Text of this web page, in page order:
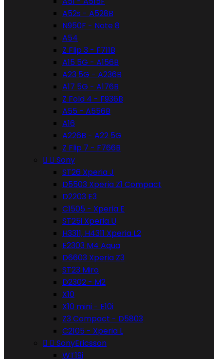
A52s - A528B
N950F - Note 8
A54
Z Flip 3 - F711B
A15 5G - A156B
A23 5G - A236B
A17 5G - A176B
Z Fold 4 - F936B
A55 - A556B
A16
A226B - A22 5G
Z Flip 7 - F766B
  Sony
ST26 Xperia J
D5503 Xperia Z1 Compact
D2203 E3
C1505 - Xperia E
ST25i Xperia U
H3311, H4311 Xperia L2
E2303 M4 Aqua
D6603 Xperia Z3
ST23 Miro
D2302 - M2
X10
X10 mini - E10i
Z3 Compact - D5803
C2105 - Xperia L
  SonyEricsson
WT19i